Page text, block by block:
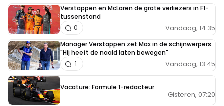
Verstappen en McLaren de grote verliezers in F1-
tussenstand
Vandaag, 14:35
0
Manager Verstappen zet Max in de schijnwerpers:
"Hij heeft de naald laten bewegen"
Vandaag, 13:45
1
Vacature: Formule 1-redacteur
Gisteren, 07:20